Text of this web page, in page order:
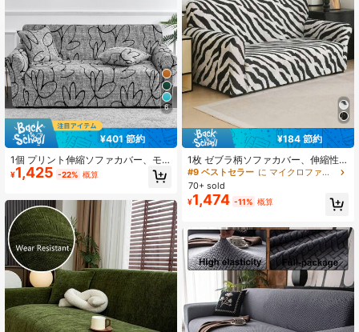
4.86 2.7K フォロワー
4.86 2.7K フォロワー
4.86 2.7K フォロワー
4.86 2.7K フォロワー
4.86 2.7K フォロワー
6
¥401 節約
1個 プリント伸縮ソファカバー、モ
ダンな汚れ防止ソファスリップカバ
ー、ミニマリストスタイルのソファ
外ソファ、L字型チェアラウンジ、1
人掛け/2人掛け/3人掛け/4人掛けソ
ファクッションカバー、ホームデコ
レーションソファカバー
¥1,425 -22% 概算
¥184 節約
1枚 ゼブラ柄ソファカバー、伸縮性 &
シンプルデザイン オールシーズン、
ホームデコレーションのためのソフ
ァ保護カバー
#9 ベストセラー
に マイクロファイバー ソファカバー
70+ sold
¥1,474 -11% 概算